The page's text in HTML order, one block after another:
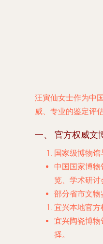
汪寅仙女士作为中
威、专业的鉴定评
一、 官方权威文
国家级博物馆
中国国家博物
览、学术研讨
部分省市文物
宜兴本地官方
宜兴陶瓷博物
择。